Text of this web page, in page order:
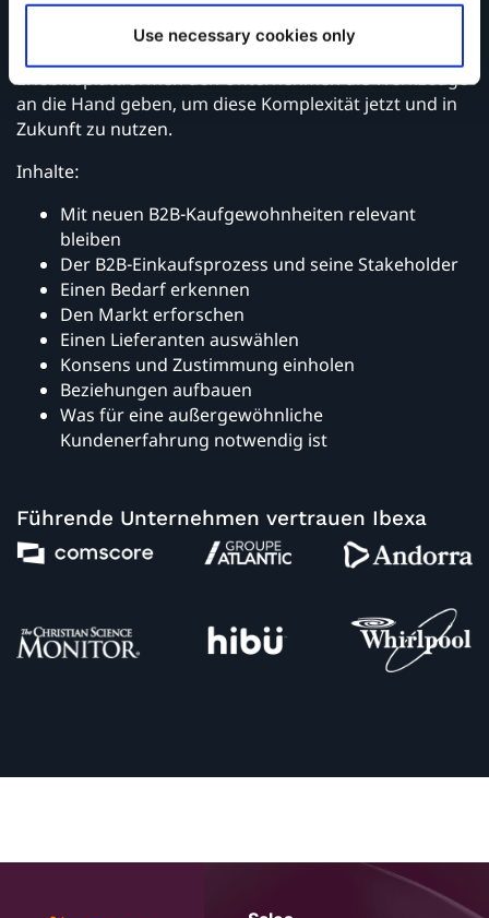
Use necessary cookies only
modernen B2B-Entscheidungsprozesses und
Erlebnisplattformen den Unternehmen die Werkzeuge
an die Hand geben, um diese Komplexität jetzt und in
Zukunft zu nutzen.
Inhalte:
Mit neuen B2B-Kaufgewohnheiten relevant
bleiben
Der B2B-Einkaufsprozess und seine Stakeholder
Einen Bedarf erkennen
Den Markt erforschen
Einen Lieferanten auswählen
Konsens und Zustimmung einholen
Beziehungen aufbauen
Was für eine außergewöhnliche
Kundenerfahrung notwendig ist
Führende Unternehmen vertrauen Ibexa